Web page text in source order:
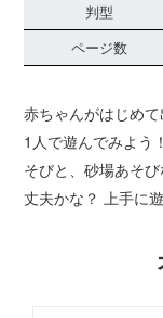
判型
ページ数
赤ちゃんがはじめて
1人で遊んでみよう
そびと、砂場あそ
丈夫かな？ 上手に